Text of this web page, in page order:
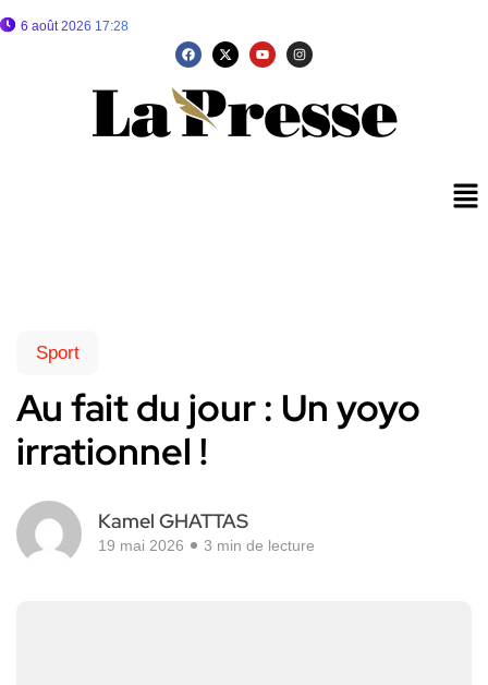
6 août 2026 17:28
Sport
Au fait du jour : Un yoyo
irrationnel !
Kamel GHATTAS
19 mai 2026 3 min de lecture